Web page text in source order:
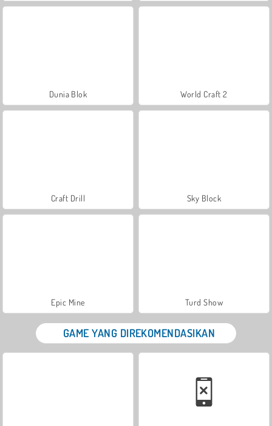
Dunia Blok World Craft 2
Craft Drill Sky Block
Epic Mine Turd Show
GAME YANG DIREKOMENDASIKAN